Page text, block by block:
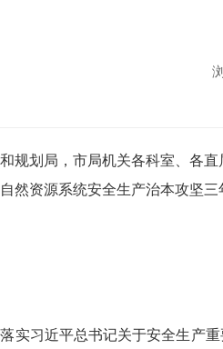
规划局，市局机关各科室、各直
然资源系统安全生产治本攻坚
实习近平总书记关于安全生产